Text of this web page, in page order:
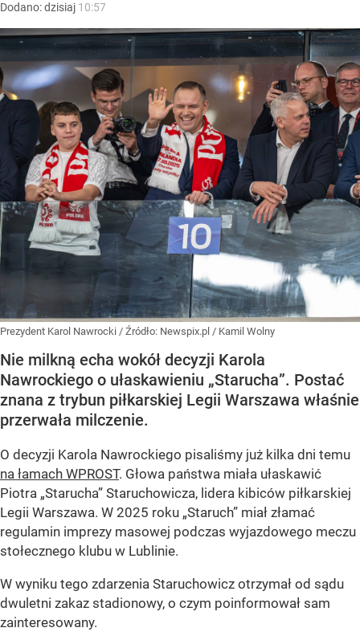
Dodano:dzisiaj 10:57
Prezydent Karol Nawrocki / Źródło: Newspix.pl / Kamil Wolny
Nie milkną echa wokół decyzji Karola
Nawrockiego o ułaskawieniu „Starucha”. Postać
znana z trybun piłkarskiej Legii Warszawa właśnie
przerwała milczenie.
O decyzji Karola Nawrockiego pisaliśmy już kilka dni temu
na łamach WPROST. Głowa państwa miała ułaskawić
Piotra „Starucha” Staruchowicza, lidera kibiców piłkarskiej
Legii Warszawa. W 2025 roku „Staruch” miał złamać
regulamin imprezy masowej podczas wyjazdowego meczu
stołecznego klubu w Lublinie.
W wyniku tego zdarzenia Staruchowicz otrzymał od sądu
dwuletni zakaz stadionowy, o czym poinformował sam
zainteresowany.